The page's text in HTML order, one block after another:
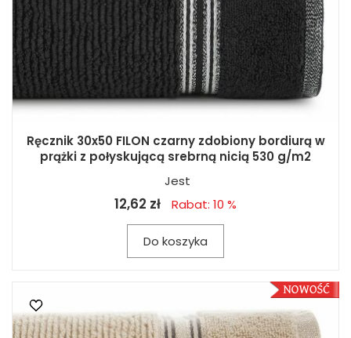
Ręcznik 30x50 FILON czarny zdobiony bordiurą w
prążki z połyskującą srebrną nicią 530 g/m2
Jest
12,62 zł Rabat: 10 %
Do koszyka